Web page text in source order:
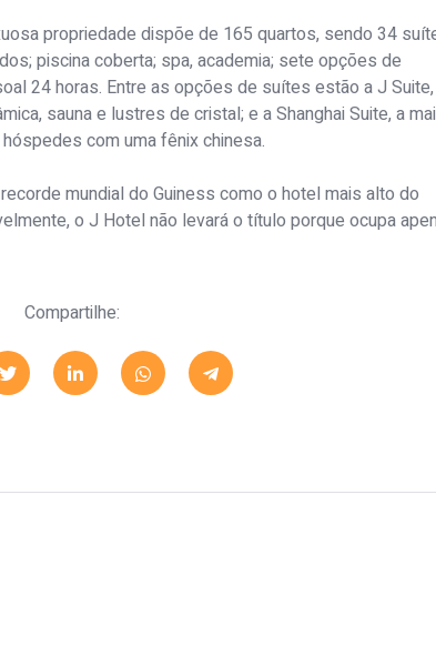
propriedade dispõe de 165 quartos, sendo 34
piscina coberta; spa, academia; sete opções de
24 horas. Entre as opções de suítes estão a J
sauna e lustres de cristal; e a Shanghai Suite, a
com uma fênix chinesa.
mundial do Guiness como o hotel mais alto do
o J Hotel não levará o título porque ocupa
Compartilhe: